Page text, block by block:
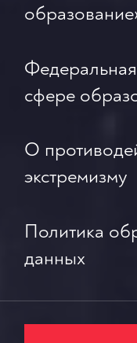
сфере
О
экстремизму
Политика
данных